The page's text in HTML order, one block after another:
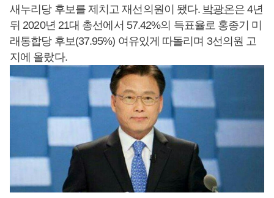
새누리당 후보를 제치고 재선의원이 됐다. 박광온은 4년
뒤 2020년 21대 총선에서 57.42%의 득표율로 홍종기 미
래통합당 후보(37.95%) 여유있게 따돌리며 3선의원 고
지에 올랐다.